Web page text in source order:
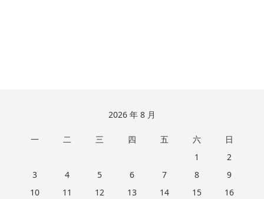
2026 年 8 月
一 二 三 四 五 六
日
1
2
3
4 5 6 7 8
9
10
11 12 13 14 15
16